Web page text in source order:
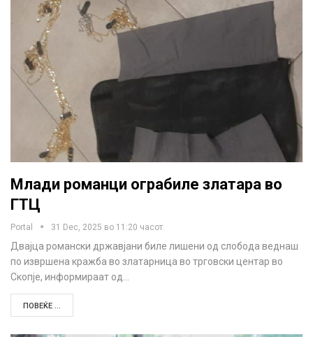
Млади романци ограбиле златара во
ГТЦ
Portal 31 Dec, 2025 во 11:20 часот.
Двајца романски државјани биле лишени од слобода веднаш
по извршена кражба во златарница во трговски центар во
Скопје, информираат од…
ПОВЕЌЕ ...